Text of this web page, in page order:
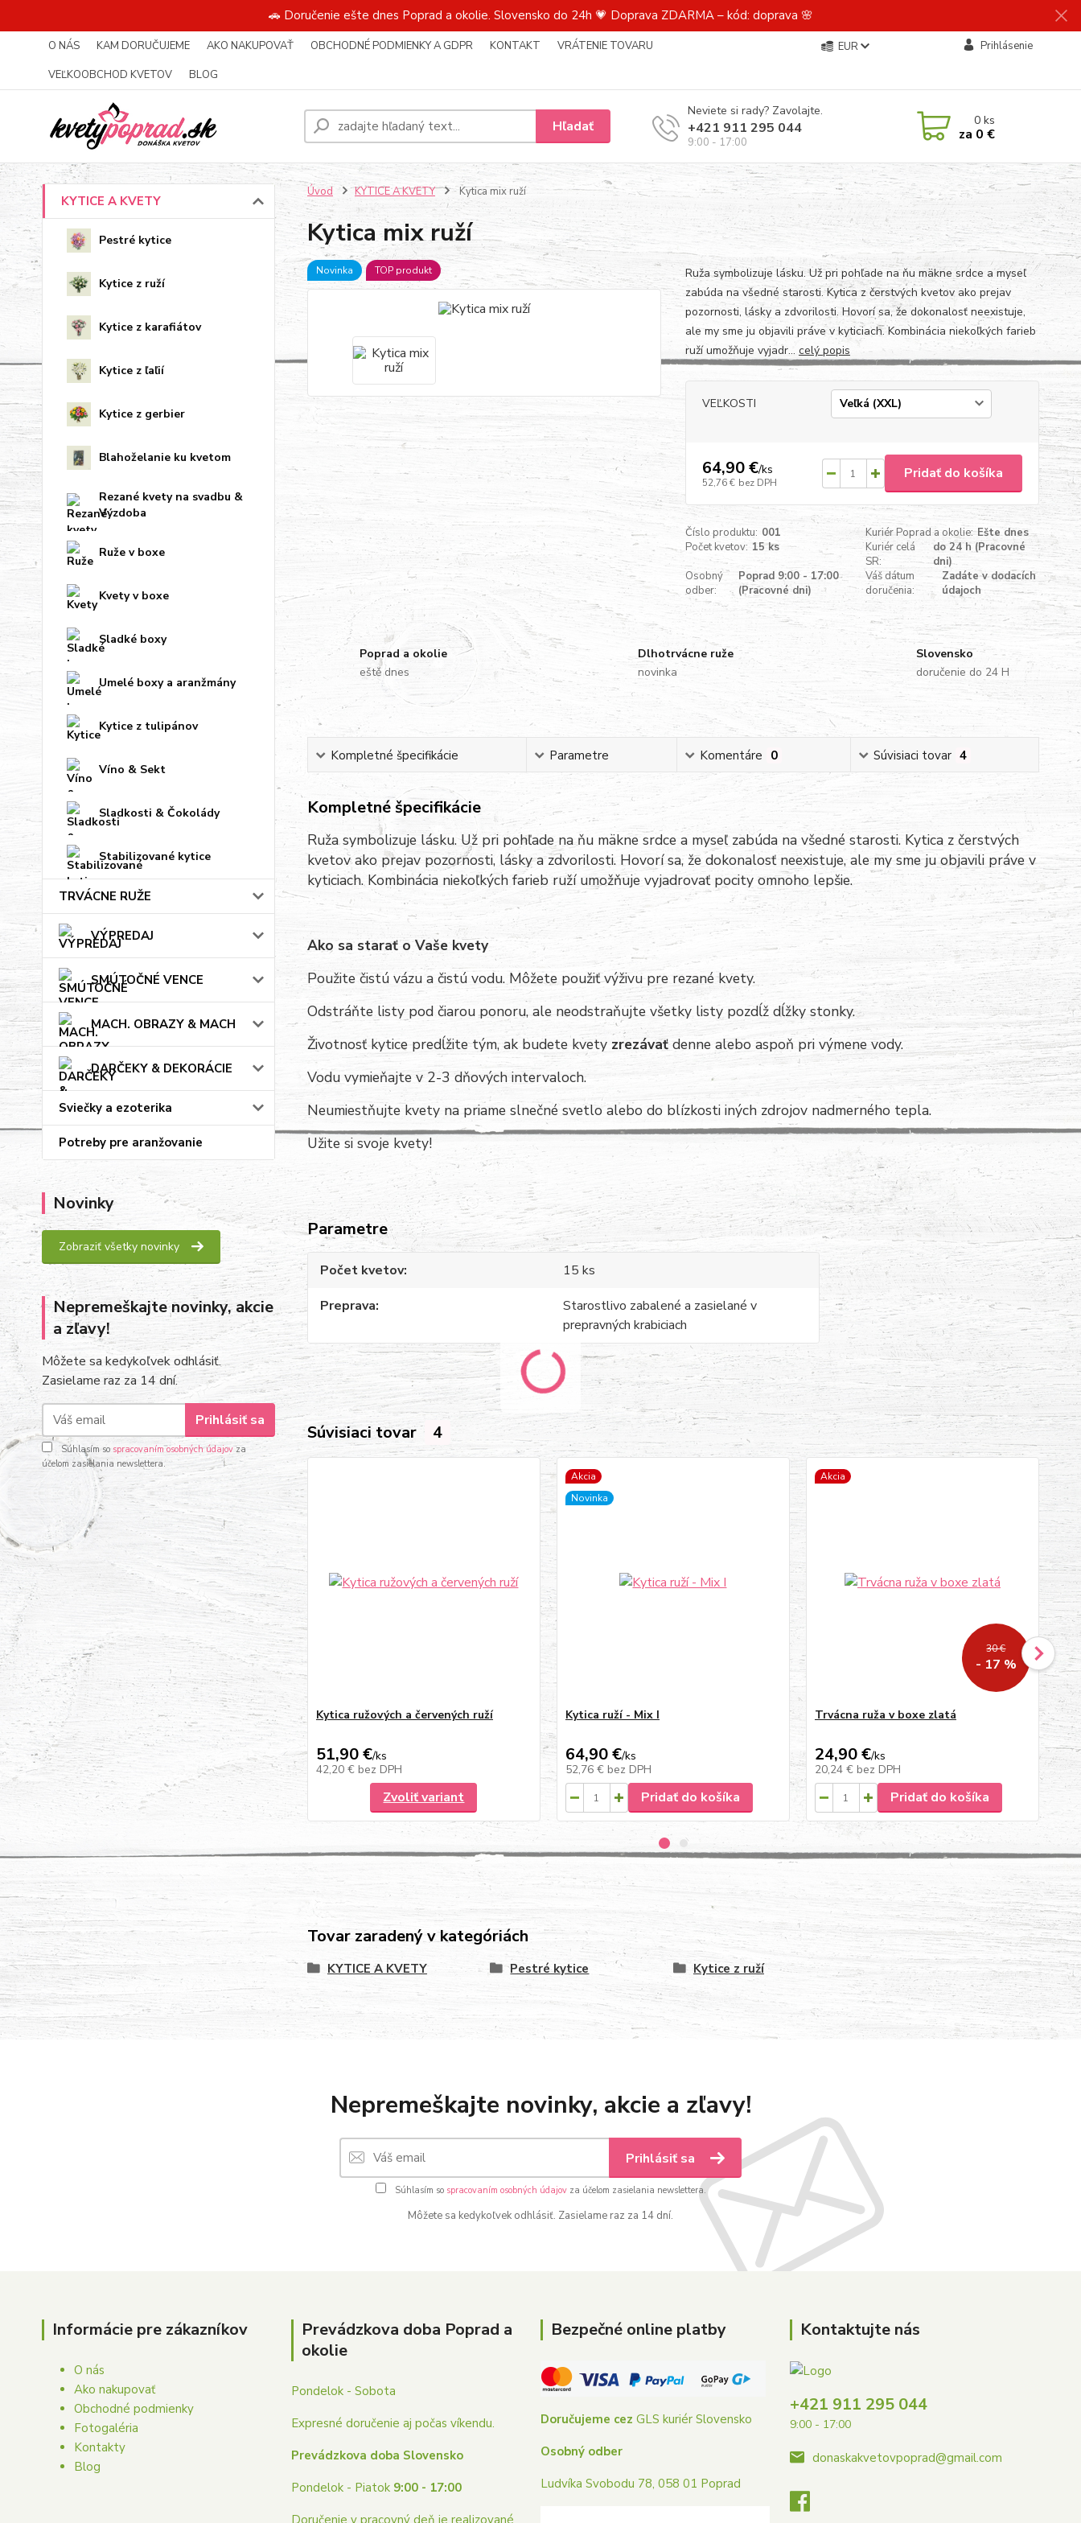
🚗 Doručenie ešte dnes Poprad a okolie. Slovensko do 24h 💗 Doprava ZDARMA – kód: doprava 🌸
O NÁS KAM DORUČUJEME AKO NAKUPOVAŤ OBCHODNÉ PODMIENKY A GDPR KONTAKT
VRÁTENIE TOVARU
VEĽKOOBCHOD KVETOV
BLOG
EUR Prihlásenie
Hľadať
Neviete si rady? Zavolajte.
+421 911 295 044
9:00 - 17:00
0ks
za 0 €
KYTICE A KVETY
Pestré kytice
Kytice z ruží
Kytice z karafiátov
Kytice z ľaľií
Kytice z gerbier
Blahoželanie ku kvetom
Rezané kvety na svadbu &
Výzdoba
Ruže v boxe
Kvety v boxe
Sladké boxy
Umelé boxy a aranžmány
Kytice z tulipánov
Víno & Sekt
Sladkosti & Čokolády
Stabilizované kytice
TRVÁCNE RUŽE
VÝPREDAJ
SMÚTOČNÉ VENCE
MACH. OBRAZY & MACH
DARČEKY & DEKORÁCIE
Sviečky a ezoterika
Potreby pre aranžovanie
Novinky
Zobraziť všetky novinky
Nepremeškajte novinky, akcie
a zľavy!
Môžete sa kedykoľvek odhlásiť.
Zasielame raz za 14 dní.
Prihlásiť sa
Súhlasím so spracovaním osobných údajovza
účelom zasielania newslettera.
Úvod KYTICE A KVETY Kytica mix ruží
Kytica mix ruží
Novinka TOP produkt
Ruža symbolizuje lásku. Už pri pohľade na ňu mäkne srdce a myseľ
zabúda na všedné starosti. Kytica z čerstvých kvetov ako prejav
pozornosti, lásky a zdvorilosti. Hovorí sa, že dokonalosť neexistuje,
ale my sme ju objavili práve v kyticiach. Kombinácia niekoľkých farieb
ruží umožňuje vyjadr... celý popis
VEĽKOSTI
64,90 €/ks
52,76 € bez DPH
Pridať do košíka
Číslo produktu: 001 Kuriér Poprad a okolie: Ešte dnes
Počet kvetov: 15 ks
Kuriér celá
SR:
do 24 h (Pracovné
dni)
Osobný
odber:
Poprad 9:00 - 17:00
(Pracovné dni)
Váš dátum
doručenia:
Zadáte v dodacích
údajoch
Poprad a okolie
eště dnes
Dlhotrvácne ruže
novinka
Slovensko
doručenie do 24 H
Kompletné špecifikácie Parametre Komentáre 0 Súvisiaci tovar 4
Kompletné špecifikácie
Ruža symbolizuje lásku. Už pri pohľade na ňu mäkne srdce a myseľ zabúda na všedné starosti. Kytica z čerstvých
kvetov ako prejav pozornosti, lásky a zdvorilosti. Hovorí sa, že dokonalosť neexistuje, ale my sme ju objavili práve v
kyticiach.Kombinácia niekoľkých farieb ruží umožňuje vyjadrovať pocity omnoho lepšie.
Ako sa starať o Vaše kvety
Použite čistú vázu a čistú vodu. Môžete použiť výživu pre rezané kvety.
Odstráňte listy pod čiarou ponoru, ale neodstraňujte všetky listy pozdĺž dĺžky stonky.
Životnosť kytice predĺžite tým, ak budete kvety zrezávaťdenne alebo aspoň pri výmene vody.
Vodu vymieňajte v 2-3 dňových intervaloch.
Neumiestňujte kvety na priame slnečné svetlo alebo do blízkosti iných zdrojov nadmerného tepla.
Užite si svoje kvety!
Parametre
Počet kvetov
15 ks
Preprava
Starostlivo zabalené a zasielané v
prepravných krabiciach
Súvisiaci tovar 4
Kytica ružových a červených ruží
51,90 €/ks
42,20 € bez DPH
Zvoliť variant
Akcia
Novinka
Kytica ruží - Mix I
64,90 €/ks
52,76 € bez DPH
Pridať do košíka
Akcia
30 €
- 17 %
Trvácna ruža v boxe zlatá
24,90 €/ks
20,24 € bez DPH
Pridať do košíka
Tovar zaradený v kategóriách
KYTICE A KVETY Pestré kytice Kytice z ruží
Nepremeškajte novinky, akcie a zľavy!
Prihlásiť sa
Súhlasím so spracovaním osobných údajovza účelom zasielania newslettera.
Môžete sa kedykoľvek odhlásiť. Zasielame raz za 14 dní.
Informácie pre zákazníkov
O nás
Ako nakupovať
Obchodné podmienky
Fotogaléria
Kontakty
Blog
Prevádzkova doba Poprad a
okolie
Pondelok - Sobota
Expresné doručenie aj počas víkendu.
Prevádzkova doba Slovensko
Pondelok - Piatok 9:00 - 17:00
Doručenie v pracovný deň je realizované
Bezpečné online platby
Doručujeme cez GLS kuriér Slovensko
Osobný odber
Ludvíka Svobodu 78, 058 01 Poprad
Kontaktujte nás
+421 911 295 044
9:00 - 17:00
donaskakvetovpoprad@gmail.com